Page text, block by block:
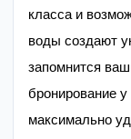
класса и
воды создают
запомнится
бронирование
максимально